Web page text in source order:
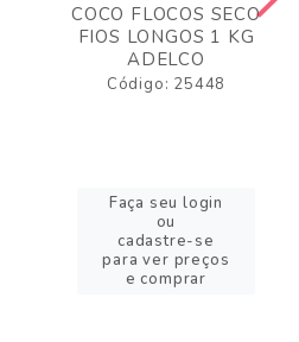
COCO FLOCOS SECO
FIOS LONGOS 1 KG
ADELCO
Código: 25448
Faça seu login
ou
cadastre-se
para ver preços
e comprar